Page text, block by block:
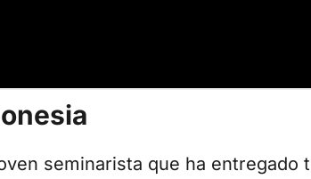
seminarista que ha entregado